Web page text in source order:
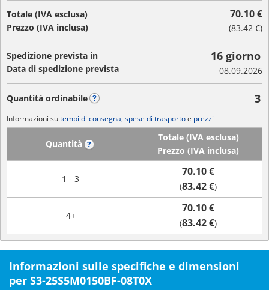
Totale (IVA esclusa)
Prezzo (IVA inclusa)
70.10 €
(83.42 €)
Spedizione prevista in
Data di spedizione prevista
16 giorno
08.09.2026
Quantità ordinabile 3
Informazioni sutempi di consegna, spese di trasportoe prezzi
Quantità
Totale (IVA esclusa)
Prezzo (IVA inclusa)
1 - 3
70.10 €
(83.42 €)
4+
70.10 €
(83.42 €)
Informazioni sulle specifiche e dimensioni
per S3-25S5M0150BF-08T0X